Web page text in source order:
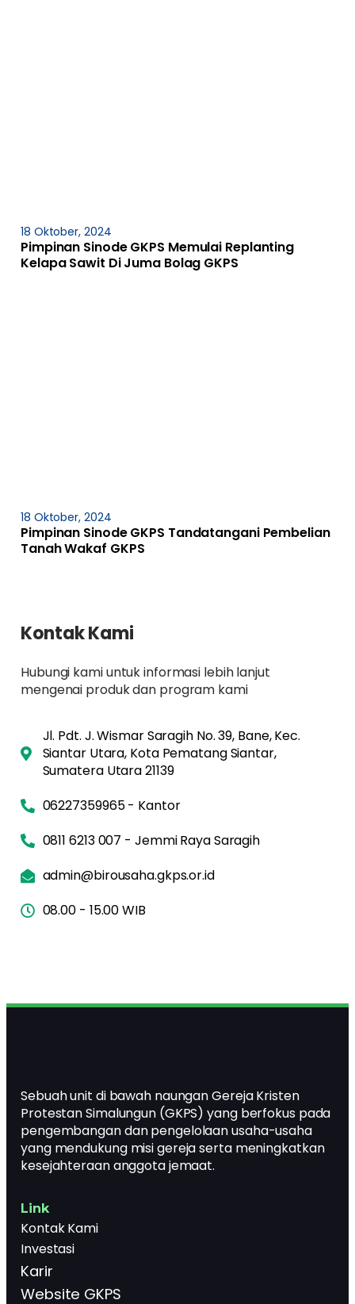
18 Oktober, 2024
Pimpinan Sinode GKPS Memulai Replanting
Kelapa Sawit Di Juma Bolag GKPS
18 Oktober, 2024
Pimpinan Sinode GKPS Tandatangani Pembelian
Tanah Wakaf GKPS
Kontak Kami
Hubungi kami untuk informasi lebih lanjut
mengenai produk dan program kami
Jl. Pdt. J. Wismar Saragih No. 39, Bane, Kec.
Siantar Utara, Kota Pematang Siantar,
Sumatera Utara 21139
06227359965 - Kantor
0811 6213 007 - Jemmi Raya Saragih
admin@birousaha.gkps.or.id
08.00 - 15.00 WIB
Sebuah unit di bawah naungan Gereja Kristen
Protestan Simalungun (GKPS) yang berfokus pada
pengembangan dan pengelolaan usaha-usaha
yang mendukung misi gereja serta meningkatkan
kesejahteraan anggota jemaat.
Link
Kontak Kami
Investasi
Karir
Website GKPS